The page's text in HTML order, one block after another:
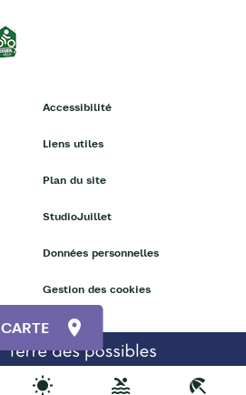
CARTE
Accessibilité
Liens utiles
Plan du site
StudioJuillet
Données personnelles
Gestion des cookies